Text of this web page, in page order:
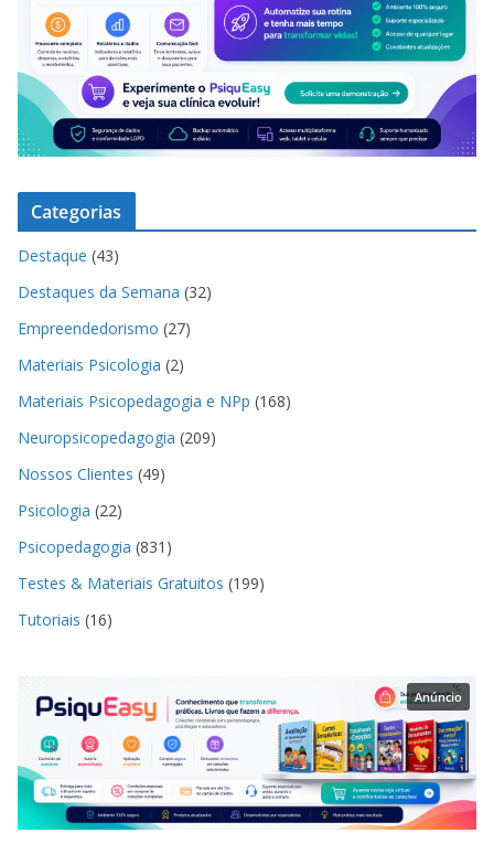
Categorias
Destaque (43)
Destaques da Semana (32)
Empreendedorismo (27)
Materiais Psicologia (2)
Materiais Psicopedagogia e NPp (168)
Neuropsicopedagogia (209)
Nossos Clientes (49)
Psicologia (22)
Psicopedagogia (831)
Testes & Materiais Gratuitos (199)
Tutoriais (16)
Anúncio